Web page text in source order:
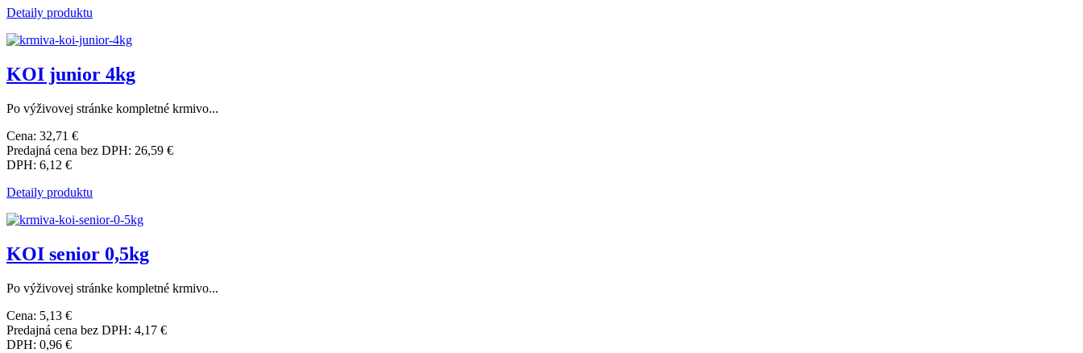
Detaily produktu
KOI junior 4kg
Po výživovej stránke kompletné krmivo...
Cena: 32,71 €
Predajná cena bez DPH: 26,59 €
DPH: 6,12 €
Detaily produktu
KOI senior 0,5kg
Po výživovej stránke kompletné krmivo...
Cena: 5,13 €
Predajná cena bez DPH: 4,17 €
DPH: 0,96 €